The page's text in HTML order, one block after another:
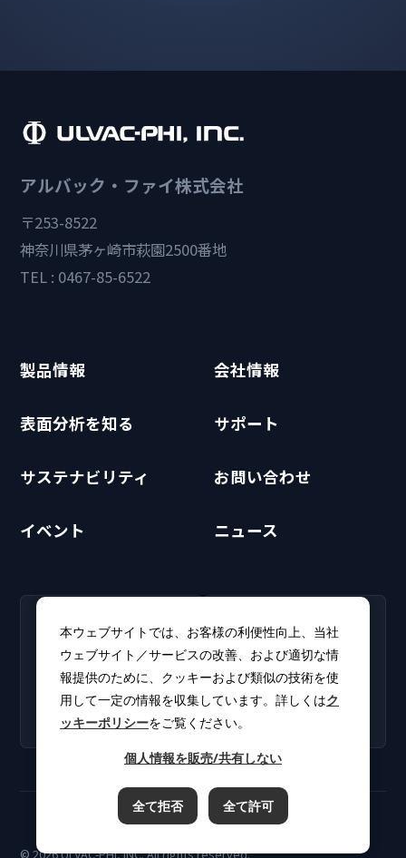
アルバック・ファイ株式会社
〒253-8522
神奈川県茅ヶ崎市萩園2500番地
TEL : 0467-85-6522
製品情報 会社情報
表面分析を知る サポート
サステナビリティ お問い合わせ
イベント ニュース
採用情報
新卒・キャリア採用情報を
掲載しています。
CLUB PHI（会員専
用）
ソフトウェアアップデート
やカタログをダウンロー
ド。
© 2026 ULVAC-PHI, INC. All rights reserved.
本ウェブサイトでは、お客様の利便性向上、当社
ウェブサイト／サービスの改善、および適切な情
報提供のために、クッキーおよび類似の技術を使
用して一定の情報を収集しています。詳しくはク
ッキーポリシーをご覧ください。
個人情報を販売/共有しない
全て拒否 全て許可